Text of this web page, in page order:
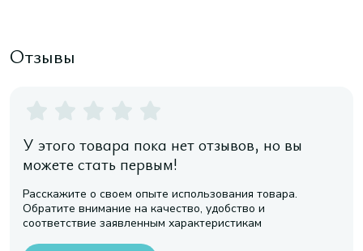
Отзывы
У этого товара пока нет отзывов, но вы
можете стать первым!
Расскажите о своем опыте использования товара.
Обратите внимание на качество, удобство и
соответствие заявленным характеристикам